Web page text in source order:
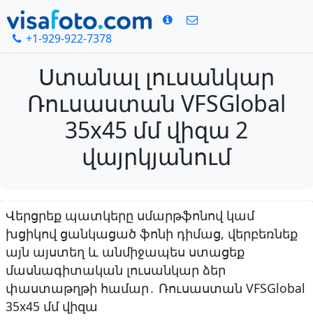
+1-929-922-7378
Ստանալ լուսանկար
Ռուսաստան VFSGlobal
35x45 մմ վիզա 2
վայրկյանում
Վերցրեք պատկերը սմարթֆոնով կամ
խցիկով ցանկացած ֆոնի դիմաց, վերբեռնեք
այն այստեղ և անմիջապես ստացեք
մասնագիտական լուսանկար ձեր
փաստաթղթի համար․ Ռուսաստան VFSGlobal
35x45 մմ վիզա